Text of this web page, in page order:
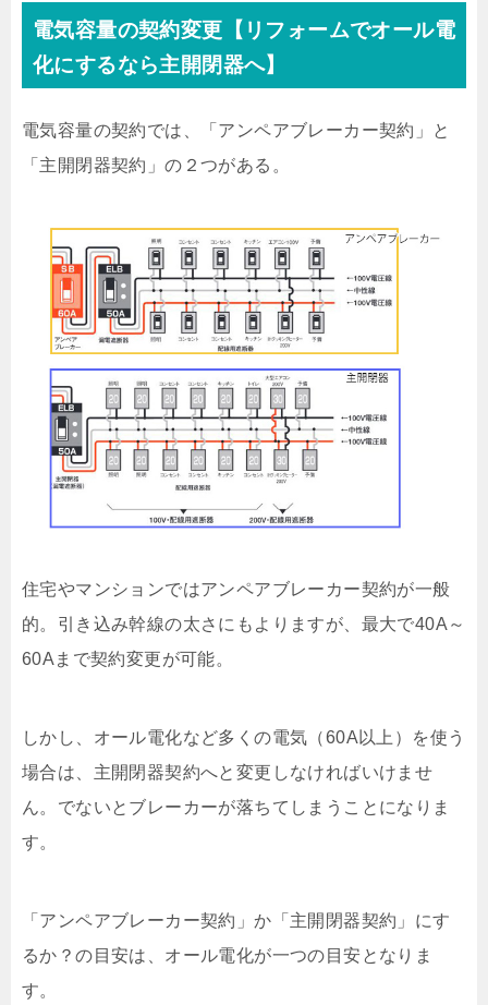
電気容量の契約変更【リフォームでオール電
化にするなら主開閉器へ】
電気容量の契約では、「アンペアブレーカー契約」と
「主開閉器契約」の２つがある。
住宅やマンションではアンペアブレーカー契約が一般
的。引き込み幹線の太さにもよりますが、最大で40A～
60Aまで契約変更が可能。
しかし、オール電化など多くの電気（60A以上）を使う
場合は、主開閉器契約へと変更しなければいけませ
ん。でないとブレーカーが落ちてしまうことになりま
す。
「アンペアブレーカー契約」か「主開閉器契約」にす
るか？の目安は、オール電化が一つの目安となりま
す。